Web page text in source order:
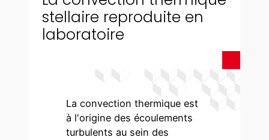
stellaire reproduite en
laboratoire
La convection thermique est
à l'origine des écoulements
turbulents au sein des